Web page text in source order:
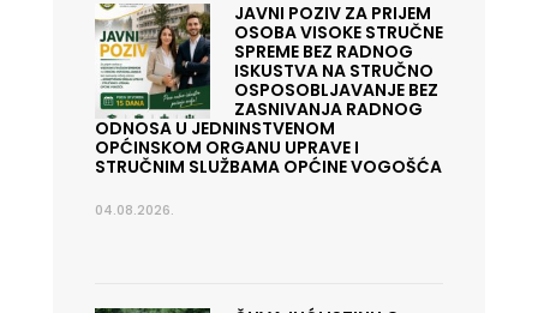
JAVNI POZIV ZA PRIJEM
OSOBA VISOKE STRUČNE
SPREME BEZ RADNOG
ISKUSTVA NA STRUČNO
OSPOSOBLJAVANJE BEZ
ZASNIVANJA RADNOG
ODNOSA U JEDNINSTVENOM
OPĆINSKOM ORGANU UPRAVE I
STRUČNIM SLUŽBAMA OPĆINE VOGOŠĆA
04.08.2026.